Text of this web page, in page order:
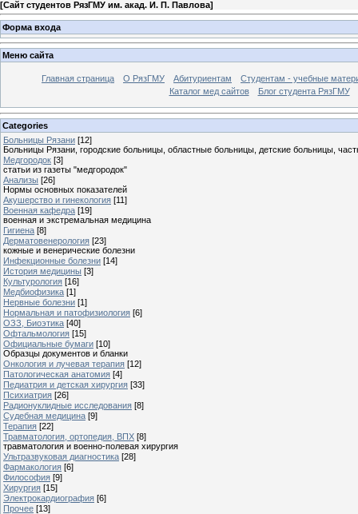
[Сайт студентов РязГМУ им. акад. И. П. Павлова]
Форма входа
Меню сайта
Главная страница О РязГМУ Абитуриентам
Студентам - учебные
Каталог мед сайтов
Блог студента РязГМУ
Categories
Больницы Рязани [12]
Больницы Рязани, городские больницы, областные больницы, детские больницы,
Медгородок [3]
статьи из газеты "медгородок"
Анализы [26]
Нормы основных показателей
Акушерство и гинекология [11]
Военная кафедра [19]
военная и экстремальная медицина
Гигиена [8]
Дерматовенерология [23]
кожные и венерические болезни
Инфекционные болезни [14]
История медицины [3]
Культурология [16]
Медбиофизика [1]
Нервные болезни [1]
Нормальная и патофизиология [6]
ОЗЗ, Биоэтика [40]
Офтальмология [15]
Официальные бумаги [10]
Образцы документов и бланки
Онкология и лучевая терапия [12]
Патологическая анатомия [4]
Педиатрия и детская хирургия [33]
Психиатрия [26]
Радионуклидные исследования [8]
Судебная медицина [9]
Терапия [22]
Травматология, ортопедия, ВПХ [8]
травматология и военно-полевая хирургия
Ультразвуковая диагностика [28]
Фармакология [6]
Философия [9]
Хирургия [15]
Электрокардиография [6]
Прочее [13]